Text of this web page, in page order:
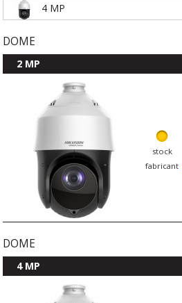
4 MP
DOME
2 MP
stock
fabricant
DOME
4 MP